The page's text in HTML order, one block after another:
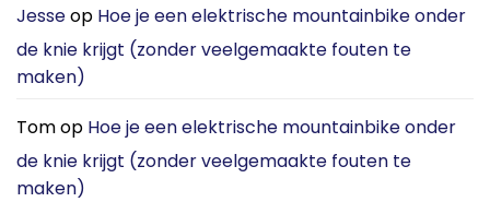
stadsforenzen?
Ik
de
DYU
voor
Jesseop Hoe je een elektrische mountainbike onder
de knie krijgt (zonder veelgemaakte fouten te
maken)
Tomop Hoe je een elektrische mountainbike onder
de knie krijgt (zonder veelgemaakte fouten te
maken)